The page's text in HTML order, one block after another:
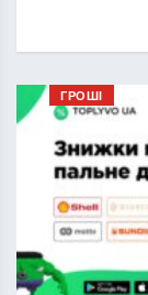
ГРОШІ